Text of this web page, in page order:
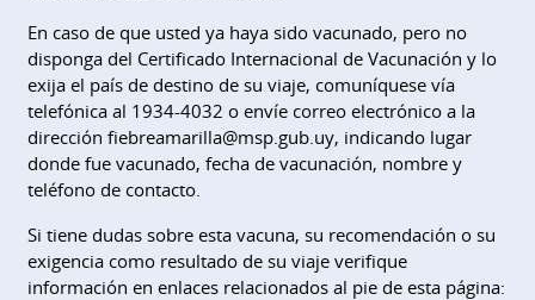
En caso de que usted ya haya sido vacunado, pero no
disponga del Certificado Internacional de Vacunación y lo
exija el país de destino de su viaje, comuníquese vía
telefónica al 1934-4032 o envíe correo electrónico a la
dirección fiebreamarilla@msp.gub.uy, indicando lugar
donde fue vacunado, fecha de vacunación, nombre y
teléfono de contacto.
Si tiene dudas sobre esta vacuna, su recomendación o su
exigencia como resultado de su viaje verifique
información en enlaces relacionados al pie de esta página: